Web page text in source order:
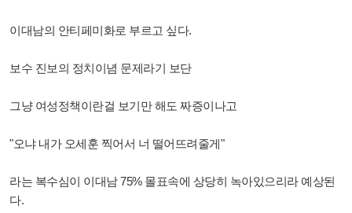
이대남의 안티페미화로 부르고 싶다.
보수 진보의 정치이념 문제라기 보단
그냥 여성정책이란걸 보기만 해도 짜증이나고
"오냐 내가 오세훈 찍어서 너 떨어뜨려줄게"
라는 복수심이 이대남 75% 몰표속에 상당히 녹아있으리라 예상된
다.